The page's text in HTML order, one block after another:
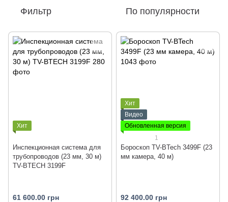
Фильтр По популярности
Хит
Инспекционная система для
трубопроводов (23 мм, 30 м)
TV-BTECH 3199F
61 600.00 грн
Хит
Видео
Обновленная версия
1
Бороскоп TV-BTech 3499F (23
мм камера, 40 м)
92 400.00 грн